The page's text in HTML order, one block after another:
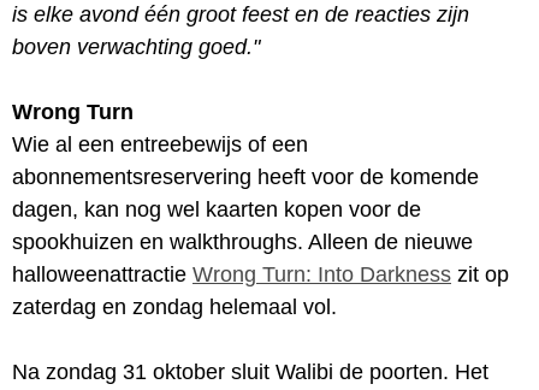
is elke avond één groot feest en de reacties zijn
boven verwachting goed."
Wrong Turn
Wie al een entreebewijs of een
abonnementsreservering heeft voor de komende
dagen, kan nog wel kaarten kopen voor de
spookhuizen en walkthroughs. Alleen de nieuwe
halloweenattractie Wrong Turn: Into Darkness zit op
zaterdag en zondag helemaal vol.
Na zondag 31 oktober sluit Walibi de poorten. Het